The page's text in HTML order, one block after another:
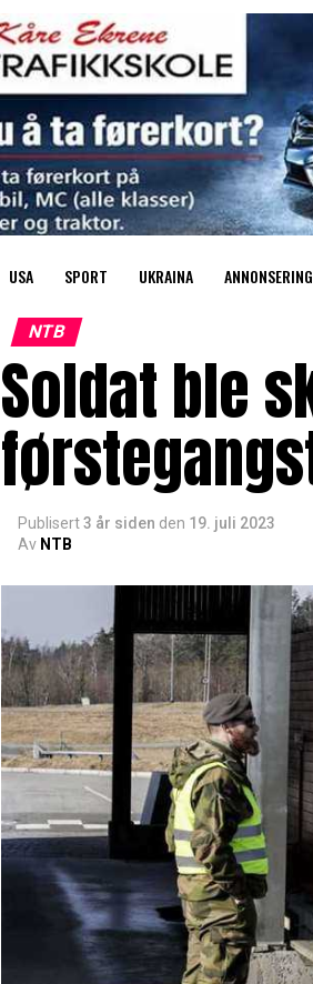
USA SPORT UKRAINA ANNONSERING
NTB
Soldat ble
Publisert3 år siden den 19. juli 2023
Av NTB